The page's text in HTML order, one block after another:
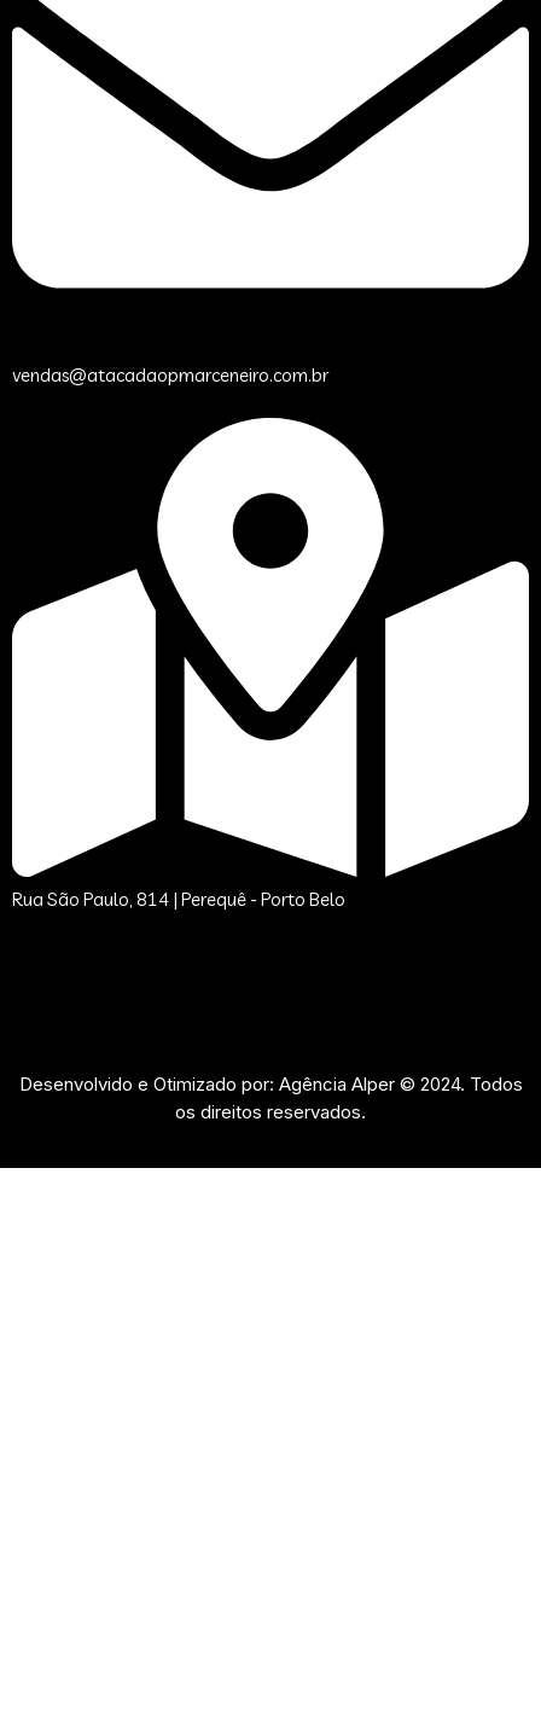
vendas@atacadaopmarceneiro.com.br
Rua São Paulo, 814 | Perequê - Porto Belo
Desenvolvido e Otimizado por: Agência Alper © 2024. Todos
os direitos reservados.